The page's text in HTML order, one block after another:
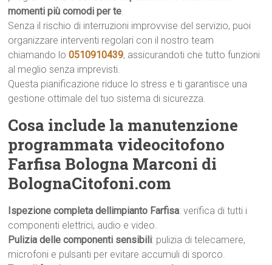
momenti più comodi per te.
Senza il rischio di interruzioni improvvise del servizio, puoi
organizzare interventi regolari con il nostro team
chiamando lo0510910439, assicurandoti che tutto funzioni
al meglio senza imprevisti.
Questa pianificazione riduce lo stress e ti garantisce una
gestione ottimale del tuo sistema di sicurezza.
Cosa include la manutenzione
programmata videocitofono
Farfisa Bologna Marconi di
BolognaCitofoni.com
Ispezione completa dellimpianto Farfisa: verifica di tutti i
componenti elettrici, audio e video.
Pulizia delle componenti sensibili: pulizia di telecamere,
microfoni e pulsanti per evitare accumuli di sporco.